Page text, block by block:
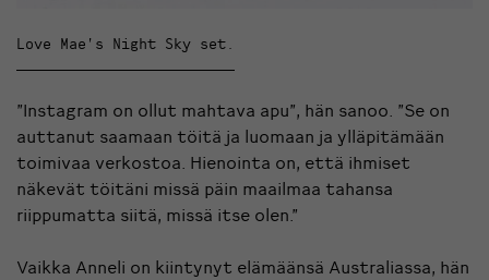
Love Mae’s Night Sky set.
”Instagram on ollut mahtava apu”, hän sanoo. ”Se on
auttanut saamaan töitä ja luomaan ja ylläpitämään
toimivaa verkostoa. Hienointa on, että ihmiset
näkevät töitäni missä päin maailmaa tahansa
riippumatta siitä, missä itse olen.”
Vaikka Anneli on kiintynyt elämäänsä Australiassa, hän